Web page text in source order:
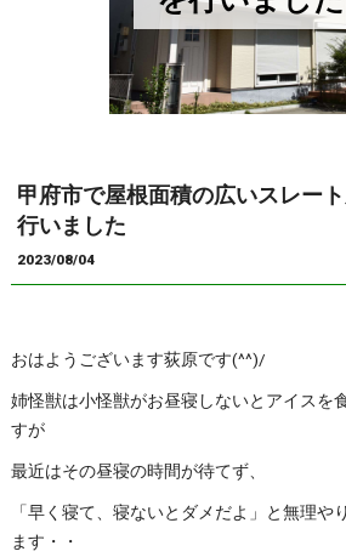
甲府市で屋根面積の広いスレー
行いました
2023/08/04
おはようございます荻原です(^^)/
姉怪獣は小怪獣がお昼寝しないとアイスを
すが
最近はその昼寝の時間が待てず、
「早く寝て、寝ないとダメだよ」と無理や
ます・・